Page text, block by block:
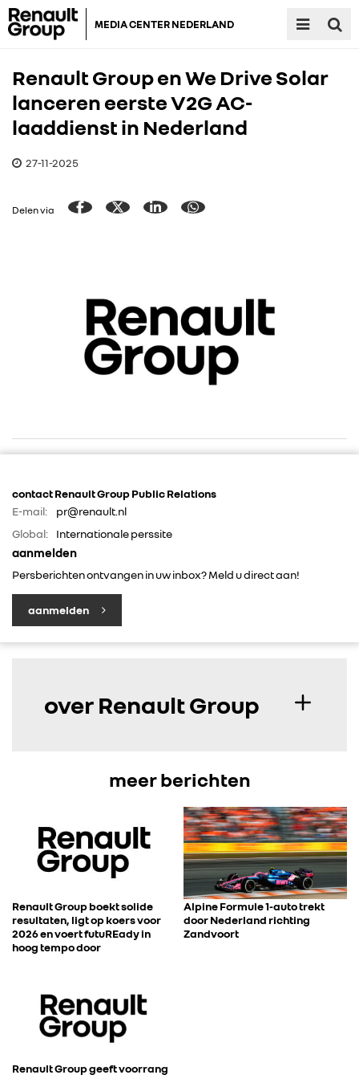
MEDIA CENTER NEDERLAND
RENAULT
DACIA
ALLIANCE
CONTACT
Renault Group en We Drive Solar
lanceren eerste V2G AC-
laaddienst in Nederland
27-11-2025
Delen via
contact Renault Group Public Relations
E-mail:
pr@renault.nl
Global:
Internationale perssite
aanmelden
Persberichten ontvangen in uw inbox? Meld u direct aan!
aanmelden
over Renault Group
meer berichten
Renault Group boekt solide
resultaten, ligt op koers voor
2026 en voert futuREady in
hoog tempo door
Alpine Formule 1-auto trekt
door Nederland richting
Zandvoort
Renault Group geeft voorrang